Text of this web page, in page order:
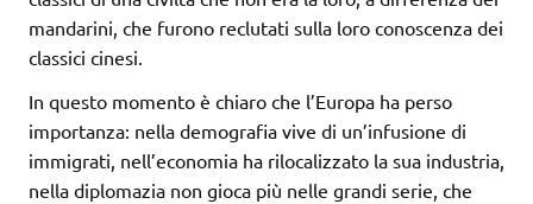
mandarini, che furono reclutati sulla loro conoscenza dei
classici cinesi.
In questo momento è chiaro che l’Europa ha perso
importanza: nella demografia vive di un’infusione di
immigrati, nell’economia ha rilocalizzato la sua industria,
nella diplomazia non gioca più nelle grandi serie, che